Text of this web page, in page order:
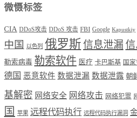
微慑标签
CIA DDoS攻击 DDoS 攻击 FBI Google Kapustkiy
中国 以色列 俄罗斯信息泄漏
勒索病毒 勒索软件 医疗 卡巴斯基 国
德国 恶意软件 数据泄漏 数据泄露 朝
基解密 网络安全 网络攻击 网络犯罪
国
苹果 远程代码执行 远程代码执行漏洞